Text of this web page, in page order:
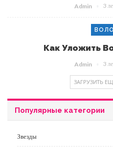
Admin 3
Как Уложить
Admin 3
ЗАГРУЗИТЬ
Популярные категории
Звезды